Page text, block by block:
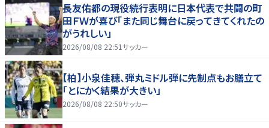
長友佑都の現役続行表明に日本代表で共闘の町
田ＦＷが喜び「また同じ舞台に戻ってきてくれたの
がうれしい」
2026/08/08 22:51サッカー
【柏】小泉佳穂、弾丸ミドル弾に先制点もお膳立て
「とにかく結果が大きい」
2026/08/08 22:50サッカー